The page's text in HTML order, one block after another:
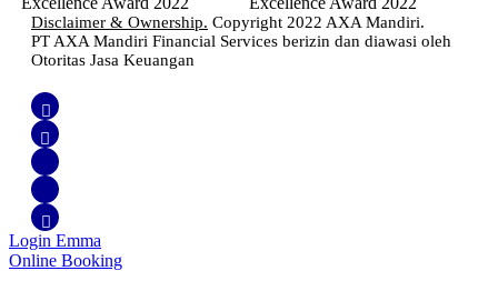
Disclaimer & Ownership. Copyright 2022 AXA Mandiri.
PT AXA Mandiri Financial Services berizin dan diawasi oleh
Otoritas Jasa Keuangan
Login Emma
Online Booking